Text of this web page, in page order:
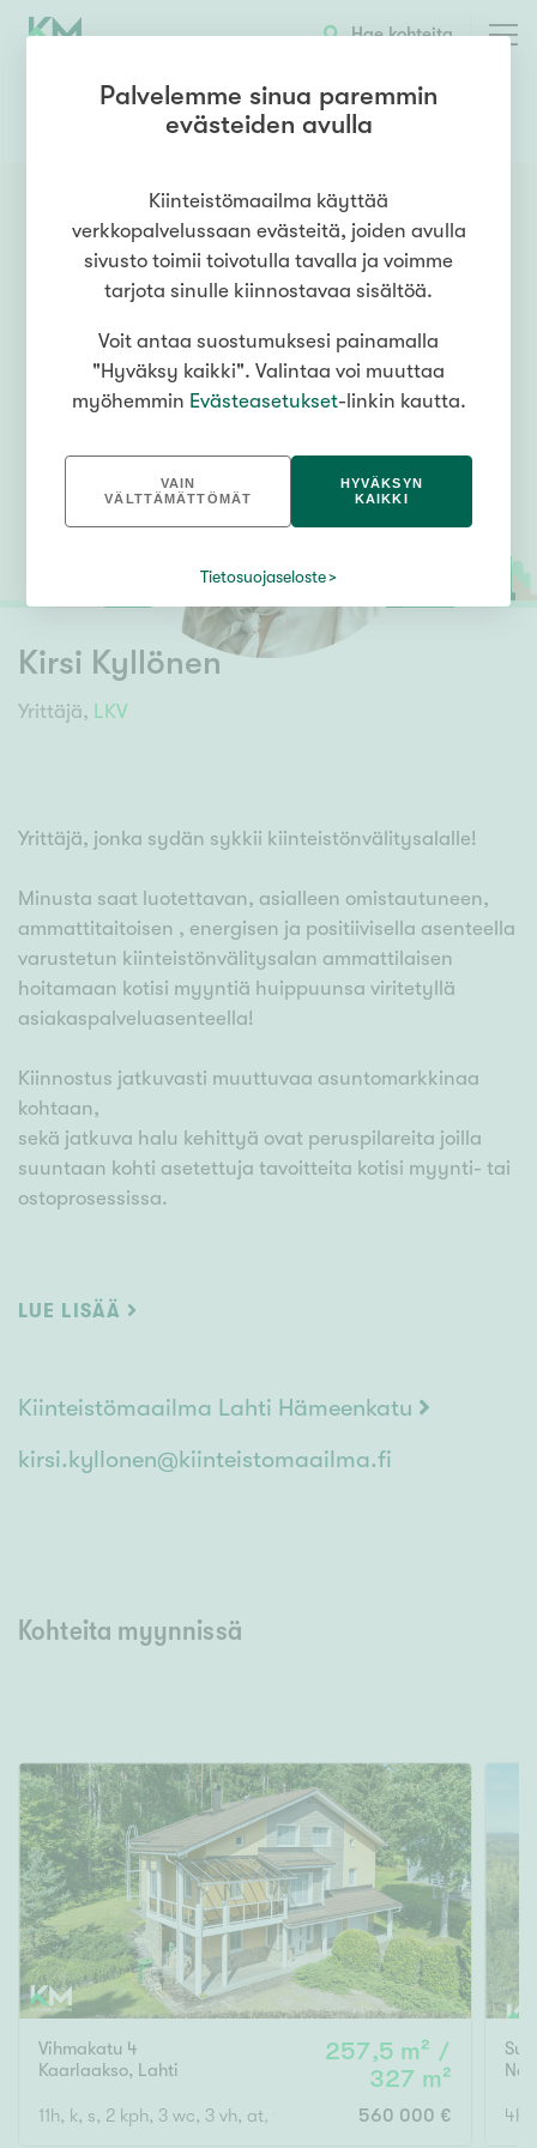
Hae kohteita
0445007282 OTA YHTEYTTÄ
Kirsi Kyllönen
Yrittäjä, LKV
Yrittäjä, jonka sydän sykkii kiinteistönvälitysalalle!
Minusta saat luotettavan, asialleen omistautuneen,
ammattitaitoisen , energisen ja positiivisella asenteella
varustetun kiinteistönvälitysalan ammattilaisen
hoitamaan kotisi myyntiä huippuunsa viritetyllä
asiakaspalveluasenteella!
Kiinnostus jatkuvasti muuttuvaa asuntomarkkinaa
kohtaan,
sekä jatkuva halu kehittyä ovat peruspilareita joilla
suuntaan kohti asetettuja tavoitteita kotisi myynti- tai
ostoprosessissa.
kodinvaihtoprojektissasi!
LUE LISÄÄ
Kiinteistömaailma Lahti Hämeenkatu
kirsi.kyllonen@kiinteistomaailma.fi
Kohteita myynnissä
Vihmakatu 4
Kaarlaakso, Lahti
257,5 m² /
327 m²
11h, k, s, 2 kph, 3 wc, 3 vh, at, var./tekn. tila560 000 €
Palvelemme sinua paremmin
evästeiden avulla
Kiinteistömaailma käyttää
verkkopalvelussaan evästeitä, joiden avulla
sivusto toimii toivotulla tavalla ja voimme
tarjota sinulle kiinnostavaa sisältöä.
Voit antaa suostumuksesi painamalla
"Hyväksy kaikki". Valintaa voi muuttaa
myöhemmin Evästeasetukset-linkin kautta.
VAIN
VÄLTTÄMÄTTÖMÄT
HYVÄKSYN
KAIKKI
Tietosuojaseloste